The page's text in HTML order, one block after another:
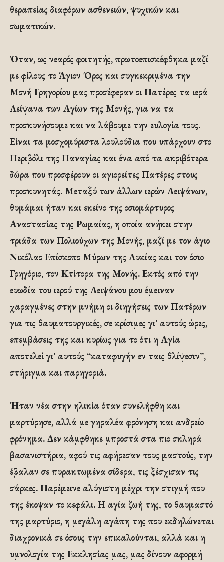
θεραπείας διαφόρων ασθενειών, ψυχικών και
σωματικών.
Όταν, ως νεαρός φοιτητής, πρωτοεπισκέφθηκα μαζί
με φίλους το Άγιον Όρος και συγκεκριμένα την
Μονή Γρηγορίου μας προσέφεραν οι Πατέρες τα ιερά
Λείψανα των Αγίων της Μονής, για να τα
προσκυνήσουμε και να λάβουμε την ευλογία τους.
Είναι τα μοσχομύριστα λουλούδια που υπάρχουν στο
Περιβόλι της Παναγίας και ένα από τα ακριβότερα
δώρα που προσφέρουν οι αγιορείτες Πατέρες στους
προσκυνητάς. Μεταξύ των άλλων ιερών Λειψάνων,
θυμάμαι ήταν και εκείνο της οσιομάρτυρος
Αναστασίας της Ρωμαίας, η οποία ανήκει στην
τριάδα των Πολιούχων της Μονής, μαζί με τον άγιο
Νικόλαο Επίσκοπο Μύρων της Λυκίας και τον όσιο
Γρηγόριο, τον Κτίτορα της Μονής. Εκτός από την
ευωδία του ιερού της Λειψάνου μου έμειναν
χαραγμένες στην μνήμη οι διηγήσεις των Πατέρων
για τις θαυματουργικές, σε κρίσιμες γι’ αυτούς ώρες,
επεμβάσεις της και κυρίως για το ότι η Αγία
αποτελεί γι’ αυτούς “καταφυγήν εν ταις θλίψεσιν”,
στήριγμα και παρηγοριά.
Ήταν νέα στην ηλικία όταν συνελήφθη και
μαρτύρησε, αλλά με γηραλέα φρόνηση και ανδρείο
φρόνημα. Δεν κάμφθηκε μπροστά στα πιο σκληρά
βασανιστήρια, αφού τις αφήρεσαν τους μαστούς, την
έβαλαν σε πυρακτωμένα σίδερα, τις ξέσχισαν τις
σάρκες. Παρέμεινε αλύγιστη μέχρι την στιγμή που
της έκοψαν το κεφάλι. Η αγία ζωή της, το θαυμαστό
της μαρτύριο, η μεγάλη αγάπη της που εκδηλώνεται
διαχρονικά σε όσους την επικαλούνται, αλλά και η
υμνολογία της Εκκλησίας μας, μας δίνουν αφορμή